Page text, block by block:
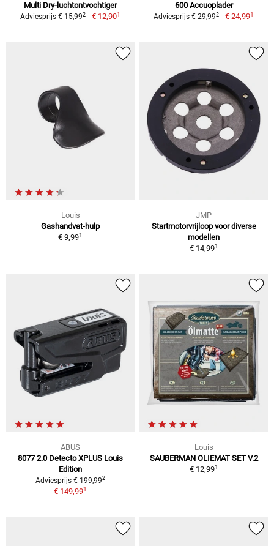
Multi Dry-luchtontvochtiger
Adviesprijs € 15,992 € 12,901
600 Accuoplader
Adviesprijs € 29,992 € 24,991
Louis
Gashandvat-hulp
€ 9,991
JMP
Startmotorvrijloop voor diverse
modellen
€ 14,991
ABUS
8077 2.0 Detecto XPLUS Louis
Edition
Adviesprijs € 199,992
€ 149,991
Louis
SAUBERMAN OLIEMAT SET V.2
€ 12,991